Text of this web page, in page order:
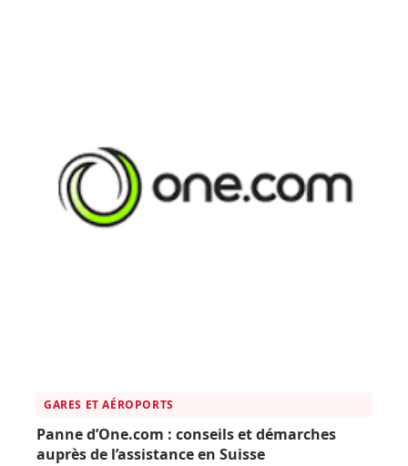
GARES ET AÉROPORTS
Panne d’One.com : conseils et démarches
auprès de l’assistance en Suisse